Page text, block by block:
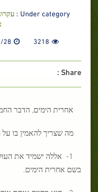
Under category :
3218
28
Share :
אחרית הימים, הדבר
מה שצריך להאמין בו על
1- אללה ישמיד את
בשם אחרית הימים.